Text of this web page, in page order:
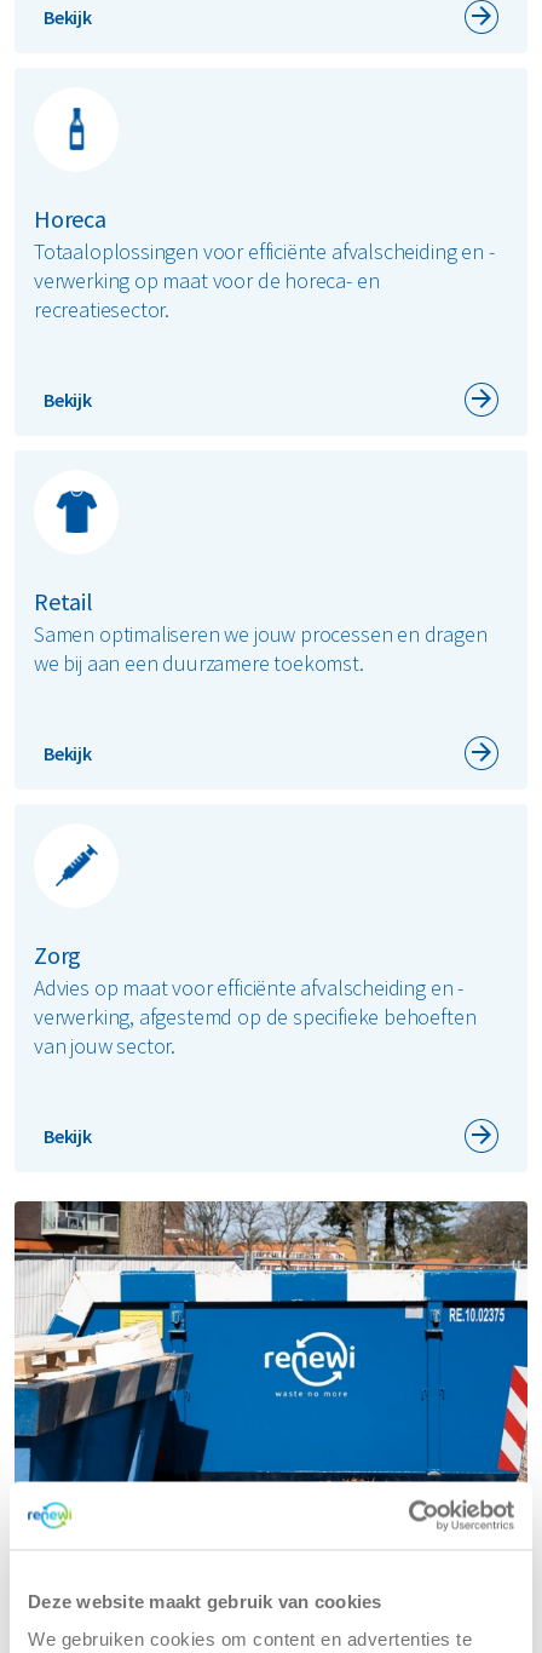
Deze website maakt gebruik van cookies
We gebruiken cookies om content en advertenties te
Bekijk
Horeca
Totaaloplossingen voor efficiënte afvalscheiding en -
verwerking op maat voor de horeca- en
recreatiesector.
Bekijk
Retail
Samen optimaliseren we jouw processen en dragen
we bij aan een duurzamere toekomst.
Bekijk
Zorg
Advies op maat voor efficiënte afvalscheiding en -
verwerking, afgestemd op de specifieke behoeften
van jouw sector.
Bekijk
Alle bedrijfsafvaloplossingen voor
jouw branche